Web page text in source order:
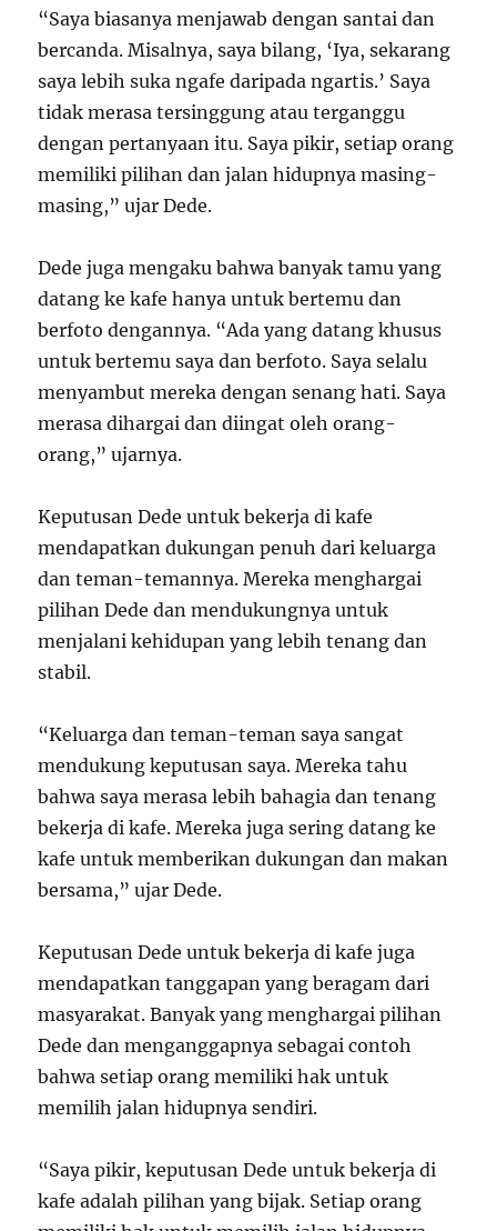
“Saya biasanya menjawab dengan santai dan
bercanda. Misalnya, saya bilang, ‘Iya, sekarang
saya lebih suka ngafe daripada ngartis.’ Saya
tidak merasa tersinggung atau terganggu
dengan pertanyaan itu. Saya pikir, setiap orang
memiliki pilihan dan jalan hidupnya masing-
masing,” ujar Dede.
Dede juga mengaku bahwa banyak tamu yang
datang ke kafe hanya untuk bertemu dan
berfoto dengannya. “Ada yang datang khusus
untuk bertemu saya dan berfoto. Saya selalu
menyambut mereka dengan senang hati. Saya
merasa dihargai dan diingat oleh orang-
orang,” ujarnya.
Keputusan Dede untuk bekerja di kafe
mendapatkan dukungan penuh dari keluarga
dan teman-temannya. Mereka menghargai
pilihan Dede dan mendukungnya untuk
menjalani kehidupan yang lebih tenang dan
stabil.
“Keluarga dan teman-teman saya sangat
mendukung keputusan saya. Mereka tahu
bahwa saya merasa lebih bahagia dan tenang
bekerja di kafe. Mereka juga sering datang ke
kafe untuk memberikan dukungan dan makan
bersama,” ujar Dede.
Keputusan Dede untuk bekerja di kafe juga
mendapatkan tanggapan yang beragam dari
masyarakat. Banyak yang menghargai pilihan
Dede dan menganggapnya sebagai contoh
bahwa setiap orang memiliki hak untuk
memilih jalan hidupnya sendiri.
“Saya pikir, keputusan Dede untuk bekerja di
kafe adalah pilihan yang bijak. Setiap orang